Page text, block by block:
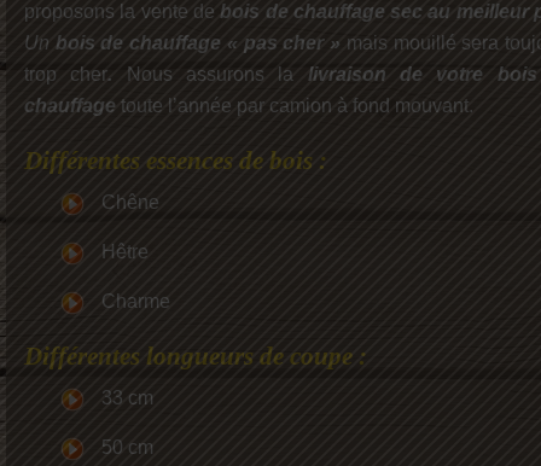
proposons la vente debois de chauffage sec au meilleur
Un bois de chauffage « pas cher » mais mouillé sera
trop cher. Nous assurons la livraison de votre
chauffage toute l’année par camion à fond mouvant.
Différentes essences de bois :
Chêne
Hêtre
Charme
Différentes longueurs de coupe :
33 cm
50 cm